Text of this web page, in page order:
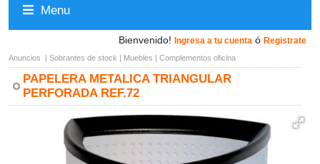
Menu
Bienvenido! Ingresa a tu cuenta ó Registrate
Anuncios | Sobrantes de stock | Muebles | Complementos oficina
PAPELERA METALICA TRIANGULAR
PERFORADA REF.72